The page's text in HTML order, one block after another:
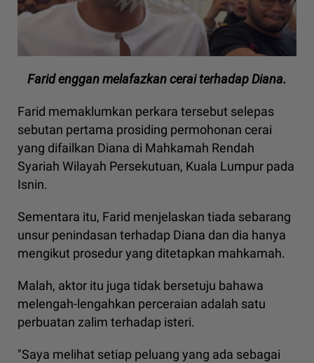
Farid enggan melafazkan cerai terhadap Diana.
Farid memaklumkan perkara tersebut selepas
sebutan pertama prosiding permohonan cerai
yang difailkan Diana di Mahkamah Rendah
Syariah Wilayah Persekutuan, Kuala Lumpur pada
Isnin.
Sementara itu, Farid menjelaskan tiada sebarang
unsur penindasan terhadap Diana dan dia hanya
mengikut prosedur yang ditetapkan mahkamah.
Malah, aktor itu juga tidak bersetuju bahawa
melengah-lengahkan perceraian adalah satu
perbuatan zalim terhadap isteri.
"Saya melihat setiap peluang yang ada sebagai